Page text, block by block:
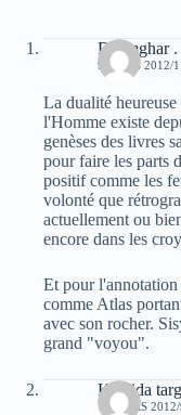
Daamghar .
9 MARS 2012/
La dualité
l'Homme existe
genèses des livres
pour faire les parts
positif comme les
volonté que
actuellement ou
encore dans les
Et pour
comme Atlas
avec son rocher.
grand "voyou".
Khalida
10 MARS 2012/